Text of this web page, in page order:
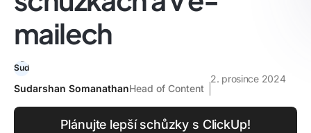
mailech
Sudarshan SomanathanHead of Content
2. prosince 2024
Plánujte lepší schůzky s ClickUp!